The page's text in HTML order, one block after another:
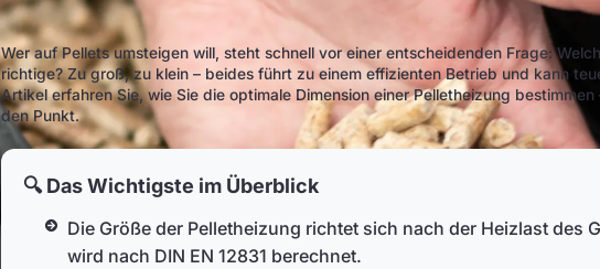
Wer auf Pellets umsteigen will, steht schnell vor einer entscheidenden Frage:
richtige? Zu groß, zu klein – beides führt zu einem effizienten Betrieb und kann
Artikel erfahren Sie, wie Sie die optimale Dimension einer Pelletheizung
den Punkt.
🔍 Das Wichtigste im Überblick
Die Größe der Pelletheizung richtet sich nach der Heizlast des
wird nach DIN EN 12831 berechnet.